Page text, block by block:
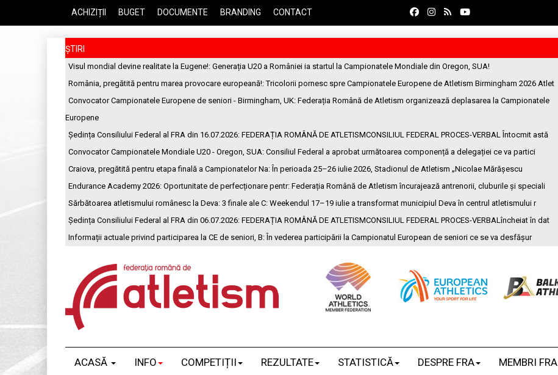
ACHIZIȚII BUGET DOCUMENTE BRANDING CONTACT
ȘTIRI
Visul mondial devine realitate la Eugene!: Generația U20 a României ia startul la Campionatele Mondiale din Oregon, SUA!
România, pregătită pentru marea provocare europeană!: Tricolorii pornesc spre Campionatele Europene de Atletism Birmingham 2026 Atlet
Convocator Campionatele Europene de seniori - Birmingham, UK: Federația Română de Atletism organizează deplasarea la Campionatele
Europene
Ședința Consiliului Federal al FRA din 16.07.2026: FEDERAȚIA ROMÂNĂ DE ATLETISMCONSILIUL FEDERAL PROCES-VERBAL Întocmit astă
Convocator Campionatele Mondiale U20 - Oregon, SUA: Consiliul Federal a aprobat următoarea componență a delegației ce va partici
Craiova, pregătită pentru etapa finală a Campionatelor Na: În perioada 25–26 iulie 2026, Stadionul de Atletism „Nicolae Mărășescu
Endurance Academy 2026: Oportunitate de perfecționare pentr: Federația Română de Atletism încurajează antrenorii, cluburile și speciali
Sărbătoarea atletismului românesc la Deva: 3 finale ale C: Weekendul 17–19 iulie a transformat municipiul Deva în centrul atletismului r
Ședința Consiliului Federal al FRA din 06.07.2026: FEDERAȚIA ROMÂNĂ DE ATLETISMCONSILIUL FEDERAL PROCES-VERBALîncheiat în dat
Informații actuale privind participarea la CE de seniori, B: În vederea participării la Campionatul European de seniori ce se va desfășur
ACASĂ INFO COMPETIȚII REZULTATE STATISTICĂ DESPRE FRA MEMBRI FRA